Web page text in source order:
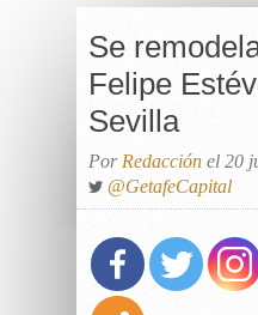
Se
Felipe
Sevilla
Por Redacción el 20
@GetafeCapital